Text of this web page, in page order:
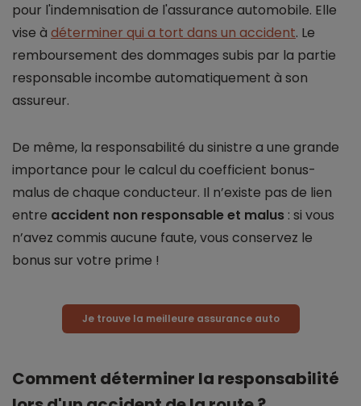
pour l'indemnisation de l'assurance automobile. Elle
vise à déterminer qui a tort dans un accident. Le
remboursement des dommages subis par la partie
responsable incombe automatiquement à son
assureur.
De même, la responsabilité du sinistre a une grande
importance pour le calcul du coefficient bonus-
malus de chaque conducteur. Il n’existe pas de lien
entre accident non responsable et malus : si vous
n’avez commis aucune faute, vous conservez le
bonus sur votre prime !
Je trouve la meilleure assurance auto
Comment déterminer la responsabilité